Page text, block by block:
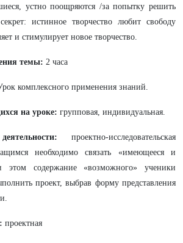
устно поощряются /за попытку решить
истинное творчество любит свободу
и стимулирует новое творчество.
темы: 2 часа
комплексного применения знаний.
на уроке: групповая, индивидуальная.
проектно-исследовательская
необходимо связать «имеющееся и
содержание «возможного» ученики
проект, выбрав форму представления
проектная